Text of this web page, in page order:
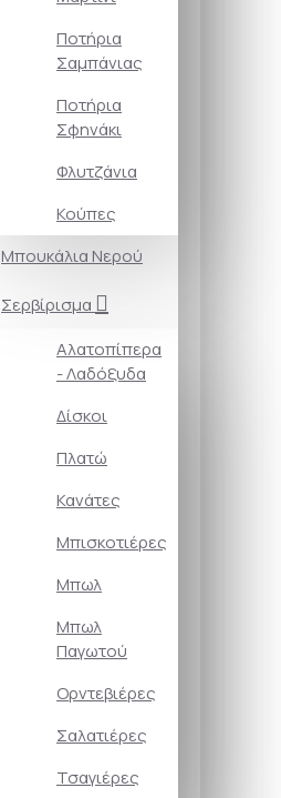
Ποτήρια
Σαμπάνιας
Ποτήρια
Σφηνάκι
Φλυτζάνια
Κούπες
Μπουκάλια Νερού
Σερβίρισμα
Αλατοπίπερα
- Λαδόξυδα
Δίσκοι
Πλατώ
Κανάτες
Μπισκοτιέρες
Μπωλ
Μπωλ
Παγωτού
Ορντεβιέρες
Σαλατιέρες
Τσαγιέρες